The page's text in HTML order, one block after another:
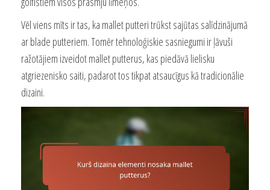
Vēl viens mīts ir tas, ka mallet putteri trūkst sajūtas salīdzinājumā
ar blade putteriem. Tomēr tehnoloģiskie sasniegumi ir ļāvuši
ražotājiem izveidot mallet putterus, kas piedāvā lielisku
atgriezenisko saiti, padarot tos tikpat atsaucīgus kā tradicionālie
dizaini.